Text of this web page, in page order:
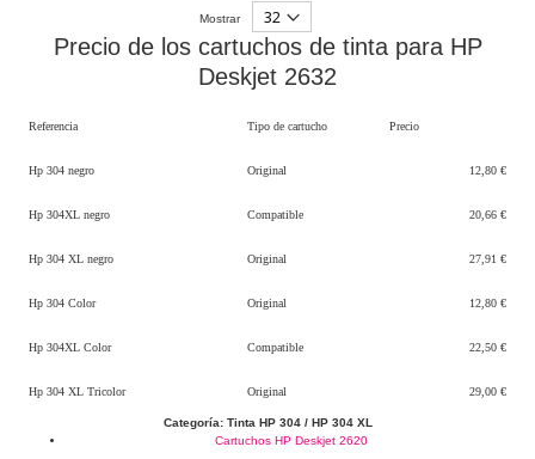
Mostrar
Precio de los cartuchos de tinta para HP
Deskjet 2632
Referencia Tipo de cartucho Precio
Hp 304 negro Original 12,80 €
Hp 304XL negro Compatible 20,66 €
Hp 304 XL negro Original 27,91 €
Hp 304 Color Original 12,80 €
Hp 304XL Color Compatible 22,50 €
Hp 304 XL Tricolor Original 29,00 €
Categoría: Tinta HP 304 / HP 304 XL
Cartuchos HP Deskjet 2620